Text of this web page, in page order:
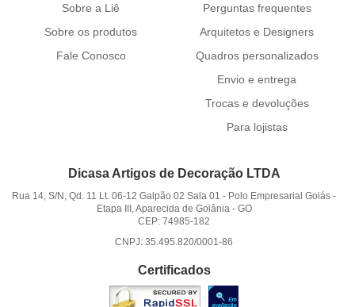
Sobre a Liê
Sobre os produtos
Fale Conosco
Perguntas frequentes
Arquitetos e Designers
Quadros personalizados
Envio e entrega
Trocas e devoluções
Para lojistas
Dicasa Artigos de Decoração LTDA
Rua 14, S/N, Qd. 11 Lt. 06-12 Galpão 02 Sala 01 - Polo Empresarial Goiás -
Etapa III, Aparecida de Goiânia- GO
CEP: 74985-182
CNPJ: 35.495.820/0001-86
Certificados